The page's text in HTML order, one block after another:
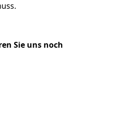
Sie uns noch